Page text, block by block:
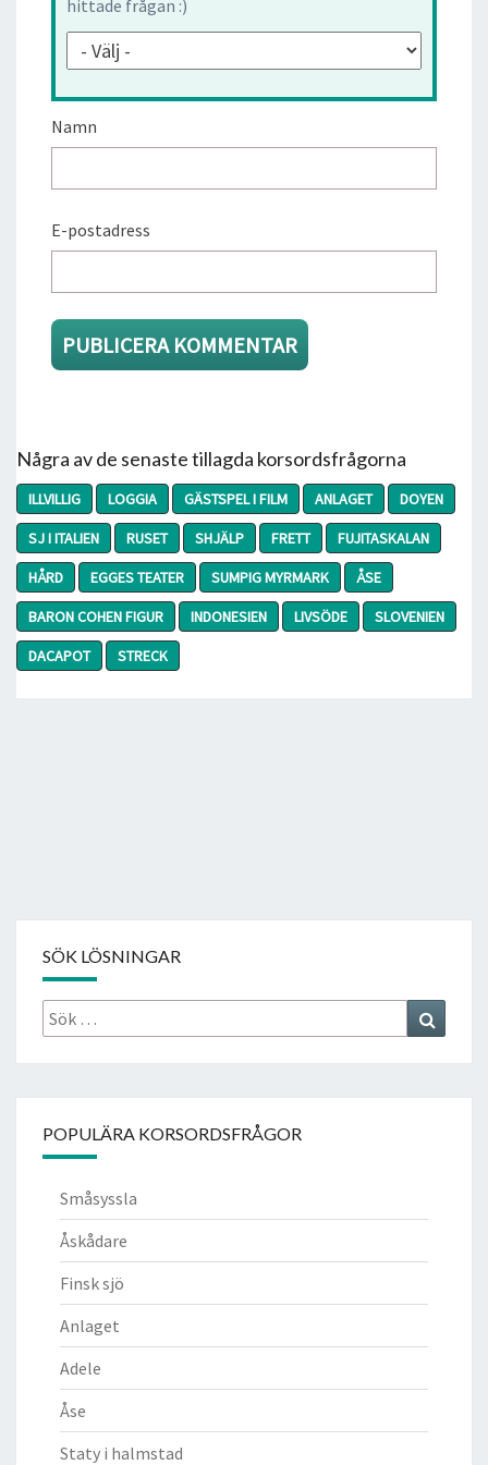
hittade frågan :)
Namn
E-postadress
Några av de senaste tillagda korsordsfrågorna
ILLVILLIG LOGGIA GÄSTSPEL I FILM ANLAGET
DOYEN
SJ I ITALIEN
RUSET SHJÄLP FRETT
FUJITASKALAN
HÅRD
EGGES TEATER SUMPIG MYRMARK
ÅSE
BARON COHEN FIGUR
INDONESIEN LIVSÖDE
SLOVENIEN
DACAPOT
STRECK
SÖK LÖSNINGAR
Sök
efter:
POPULÄRA KORSORDSFRÅGOR
Småsyssla
Åskådare
Finsk sjö
Anlaget
Adele
Åse
Staty i halmstad